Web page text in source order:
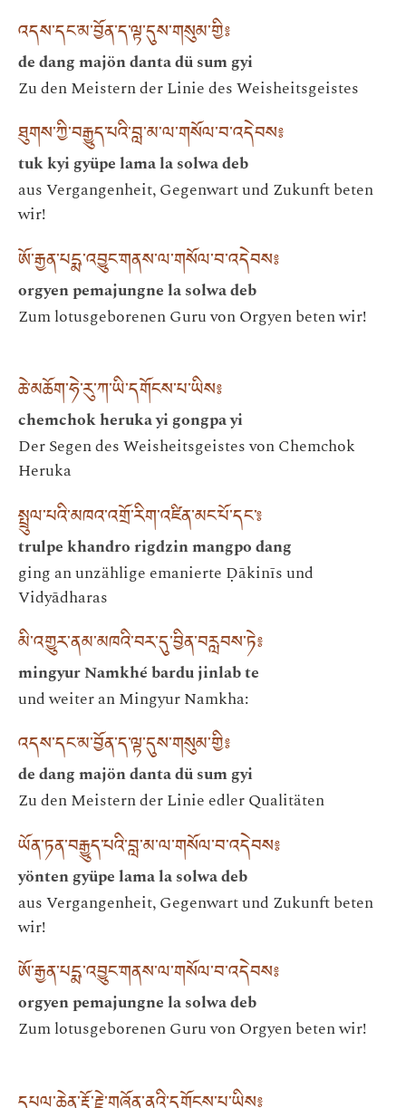
འདས་དང་མ་བྱོན་ད་ལྟ་དུས་གསུམ་གྱི༔
de dang majön danta dü sum gyi
Zu den Meistern der Linie des Weisheitsgeistes
ཐུགས་ཀྱི་བརྒྱུད་པའི་བླ་མ་ལ་གསོལ་བ་འདེབས༔
tuk kyi gyüpe lama la solwa deb
aus Vergangenheit, Gegenwart und Zukunft beten
wir!
ཨོ་རྒྱན་པདྨ་འབྱུང་གནས་ལ་གསོལ་བ་འདེབས༔
orgyen pemajungne la solwa deb
Zum lotusgeborenen Guru von Orgyen beten wir!
ཆེ་མཆོག་ཧེ་རུ་ཀ་ཡི་དགོངས་པ་ཡིས༔
chemchok heruka yi gongpa yi
Der Segen des Weisheitsgeistes von Chemchok
Heruka
སྤྲུལ་པའི་མཁའ་འགྲོ་རིག་འཛིན་མང་པོ་དང་༔
trulpe khandro rigdzin mangpo dang
ging an unzählige emanierte Ḍākinīs und
Vidyādharas
མི་འགྱུར་ནམ་མཁའི་བར་དུ་བྱིན་བརླབས་ཏེ༔
mingyur Namkhé bardu jinlab te
und weiter an Mingyur Namkha:
འདས་དང་མ་བྱོན་ད་ལྟ་དུས་གསུམ་གྱི༔
de dang majön danta dü sum gyi
Zu den Meistern der Linie edler Qualitäten
ཡོན་ཏན་བརྒྱུད་པའི་བླ་མ་ལ་གསོལ་བ་འདེབས༔
yönten gyüpe lama la solwa deb
aus Vergangenheit, Gegenwart und Zukunft beten
wir!
ཨོ་རྒྱན་པདྨ་འབྱུང་གནས་ལ་གསོལ་བ་འདེབས༔
orgyen pemajungne la solwa deb
Zum lotusgeborenen Guru von Orgyen beten wir!